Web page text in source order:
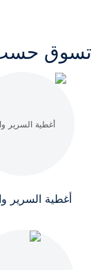
تسوق حسب
أغطية السرير